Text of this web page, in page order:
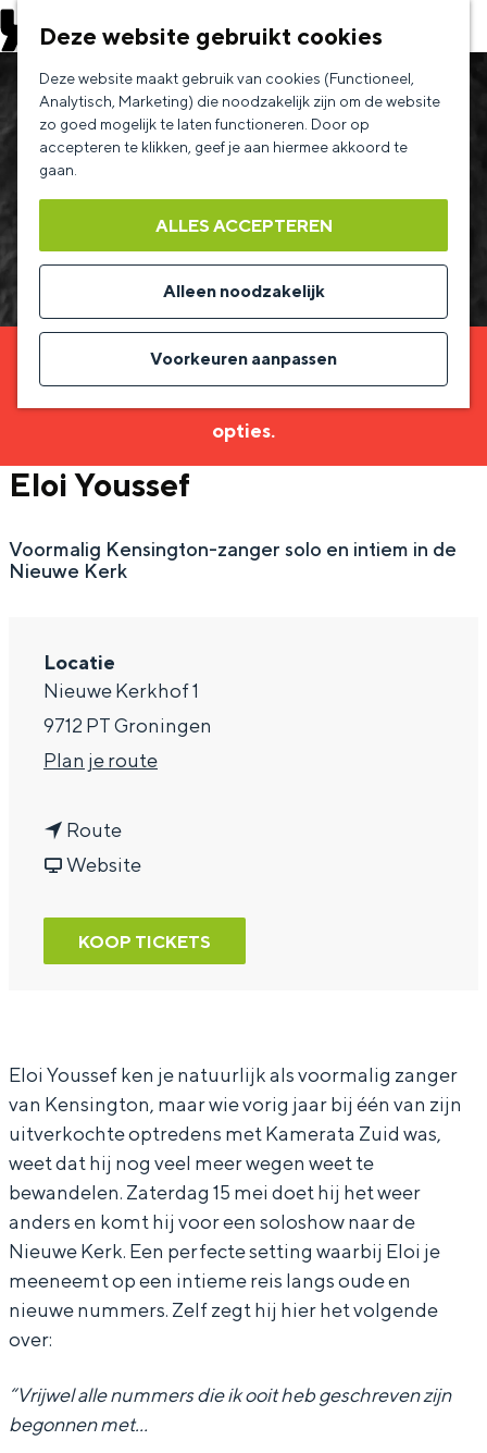
Deze website gebruikt cookies
Deze website maakt gebruik van cookies (Functioneel,
Analytisch, Marketing) die noodzakelijk zijn om de website
zo goed mogelijk te laten functioneren. Door op
accepteren te klikken, geef je aan hiermee akkoord te
gaan.
ALLES ACCEPTEREN
Alleen noodzakelijk
Voorkeuren aanpassen
n
d
e
Sorry, deze activiteit is niet meer beschikbaar.
opties.
Eloi Youssef
Voormalig Kensington-zanger solo en intiem in de
Nieuwe Kerk
Locatie
Nieuwe Kerkhof 1
9712 PT Groningen
Plan je routen
l
o
o
u
s
s
e
f
Routen
a
r
E
i
Y
o
u
s
e
f
Websitev
n
E
i
Y
o
u
s
s
e
f
KOOP TICKETS
Eloi Youssef ken je natuurlijk als voormalig zanger
van Kensington, maar wie vorig jaar bij één van zijn
uitverkochte optredens met Kamerata Zuid was,
weet dat hij nog veel meer wegen weet te
bewandelen. Zaterdag 15 mei doet hij het weer
anders en komt hij voor een soloshow naar de
Nieuwe Kerk. Een perfecte setting waarbij Eloi je
meeneemt op een intieme reis langs oude en
nieuwe nummers. Zelf zegt hij hier het volgende
over:
“Vrijwel alle nummers die ik ooit heb geschreven zijn
begonnen met…